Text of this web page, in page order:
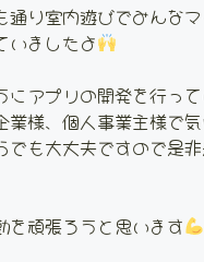
通り室内遊びでみんな
いましたよ
にアプリの開発を行っ
業様、個人事業主様で
でも大丈夫ですので是
を頑張ろうと思います